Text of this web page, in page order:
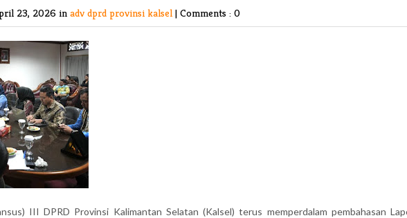
23, 2026 in adv dprd provinsi kalsel | Comments : 0
III DPRD Provinsi Kalimantan Selatan (Kalsel) terus memperdalam pembahasan